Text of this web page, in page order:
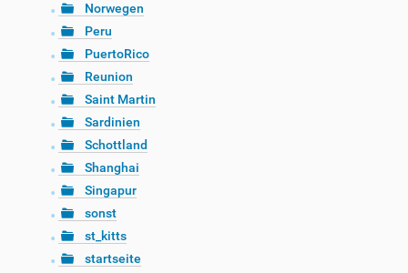
Norwegen
Peru
PuertoRico
Reunion
Saint Martin
Sardinien
Schottland
Shanghai
Singapur
sonst
st_kitts
startseite